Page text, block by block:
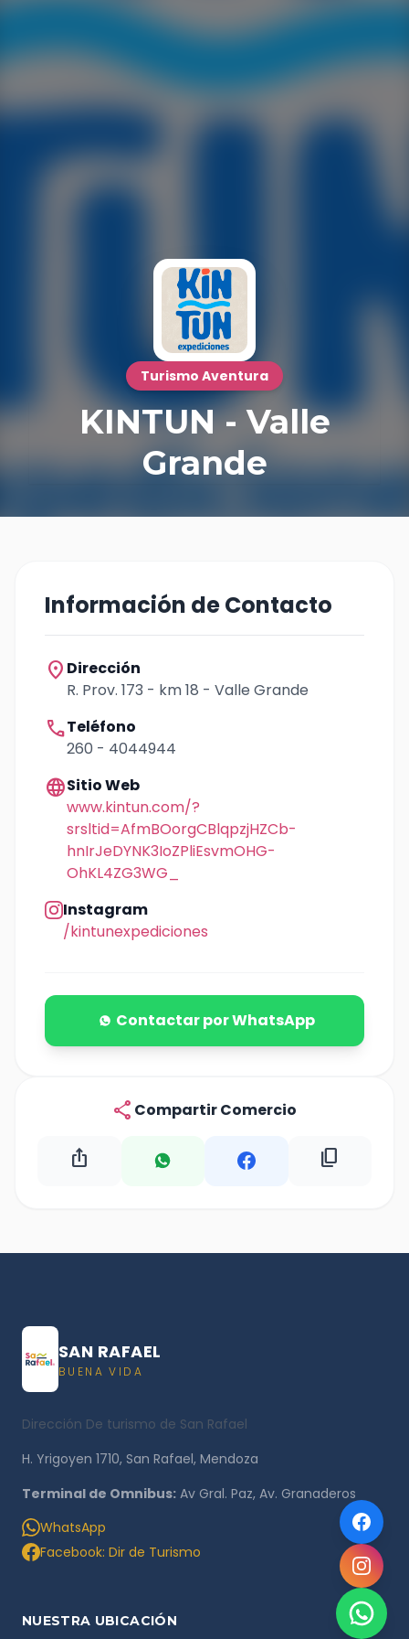
Turismo Aventura
KINTUN - Valle
Grande
Información de Contacto
location_on Dirección
R. Prov. 173 - km 18 - Valle Grande
callTeléfono
260 - 4044944
languageSitio Web
www.kintun.com/?
srsltid=AfmBOorgCBlqpzjHZCb-
hnIrJeDYNK3IoZPliEsvmOHG-
OhKL4ZG3WG_
Instagram
/kintunexpediciones
Contactar por WhatsApp
share Compartir Comercio
ios_share content_copy
SAN RAFAEL
BUENA VIDA
Dirección De turismo de San Rafael
H. Yrigoyen 1710, San Rafael, Mendoza
Terminal de Omnibus: Av Gral. Paz, Av. Granaderos
WhatsApp
Facebook: Dir de Turismo
NUESTRA UBICACIÓN